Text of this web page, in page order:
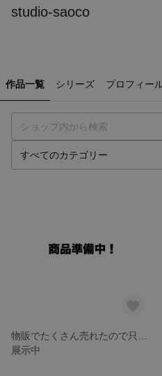
studio-saoco
作品一覧 シリーズ プロフィー
展示中